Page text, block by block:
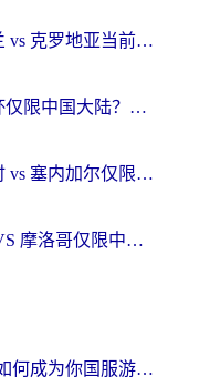
在国外看世界杯英格兰 vs 克罗地亚当前地区不可播放？这篇指南帮你搞定所有海外观赛难题
在海外看央视频世界杯仅限中国大陆？这篇指南帮你解锁中文解说+无卡顿直播
在海外看世界杯比利时 vs 塞内加尔仅限中国大陆？我找到了最流畅的中文解说之路
在国外看世界杯法国 VS 摩洛哥仅限中国大陆？海外党这样看中文解说赛事不卡顿
在澳洲，BanG加速器如何成为你国服游戏的“时光机”？